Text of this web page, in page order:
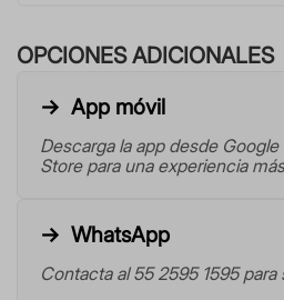
OPCIONES ADICIONALES
App móvil
Descarga la app desde
Store para una experiencia
WhatsApp
Contacta al 55 2595 1595 para